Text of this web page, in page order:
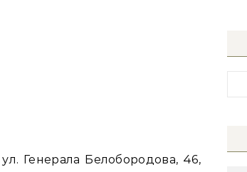
Генерала Белобородова, 46,